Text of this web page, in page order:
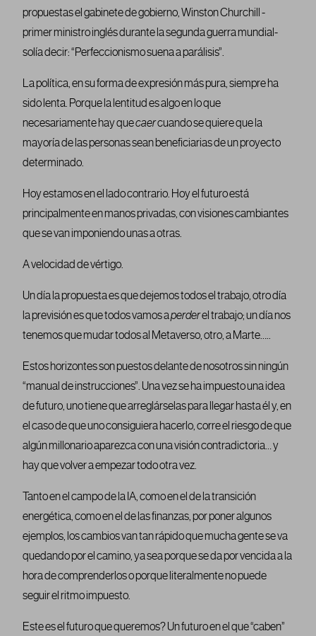
propuestas el gabinete de gobierno, Winston Churchill -
primer ministro inglés durante la segunda guerra mundial-
solía decir: “Perfeccionismo suena a parálisis”.
La política, en su forma de expresión más pura, siempre ha
sido lenta. Porque la lentitud es algo en lo que
necesariamente hay quecaercuando se quiere que la
mayoría de las personas sean beneficiarias de un proyecto
determinado.
Hoy estamos en el lado contrario. Hoy el futuro está
principalmente en manos privadas, con visiones cambiantes
que se van imponiendo unas a otras.
A velocidad de vértigo.
Un día la propuesta es que dejemos todos el trabajo, otro día
la previsión es que todos vamos aperderel trabajo; un día nos
tenemos que mudar todos al Metaverso, otro, a Marte…..
Estos horizontes son puestos delante de nosotros sin ningún
“manual de instrucciones”. Una vez se ha impuesto una idea
de futuro, uno tiene que arreglárselas para llegar hasta él y, en
el caso de que uno consiguiera hacerlo, corre el riesgo de que
algún millonario aparezca con una visión contradictoria… y
hay que volver a empezar todo otra vez.
Tanto en el campo de la IA, como en el de la transición
energética, como en el de las finanzas, por poner algunos
ejemplos, los cambios van tan rápido que mucha gente se va
quedando por el camino, ya sea porque se da por vencida a la
hora de comprenderlos o porque literalmente no puede
seguir el ritmo impuesto.
Este es el futuro que queremos? Un futuro en el que “caben”